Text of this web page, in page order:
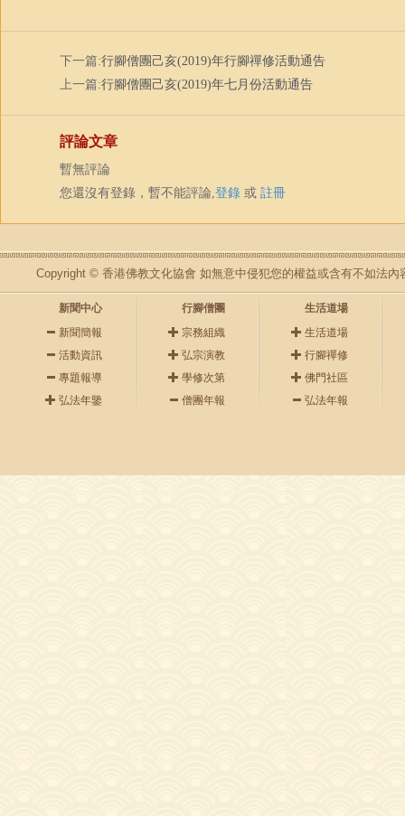
下一篇:行腳僧團己亥(2019)年行腳禪修活動通告
上一篇:行腳僧團己亥(2019)年七月份活動通告
評論文章
暫無評論
您還沒有登錄，暫不能評論,登錄 或 註冊
Copyright © 香港佛教文化協會 如無意中侵犯您的權益或含有不如法內
新聞中心
新聞簡報
活動資訊
專題報導
弘法年鑒
行腳僧團
宗務組織
弘宗演教
學修次第
僧團年報
生活道場
生活道場
行腳禪修
佛門社區
弘法年報